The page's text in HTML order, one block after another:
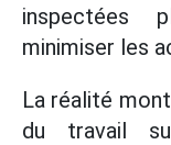
inspectées
minimiser les
La réalité
du travail